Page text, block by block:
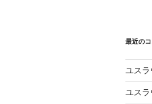
最近の
ユス
ユス